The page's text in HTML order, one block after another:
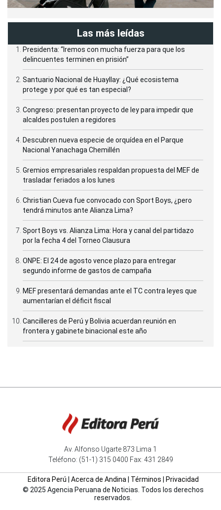
Las más leídas
Presidenta: “Iremos con mucha fuerza para que los
delincuentes terminen en prisión”
Santuario Nacional de Huayllay: ¿Qué ecosistema
protege y por qué es tan especial?
Congreso: presentan proyecto de ley para impedir que
alcaldes postulen a regidores
Descubren nueva especie de orquídea en el Parque
Nacional Yanachaga Chemillén
Gremios empresariales respaldan propuesta del MEF de
trasladar feriados a los lunes
Christian Cueva fue convocado con Sport Boys, ¿pero
tendrá minutos ante Alianza Lima?
Sport Boys vs. Alianza Lima: Hora y canal del partidazo
por la fecha 4 del Torneo Clausura
ONPE: El 24 de agosto vence plazo para entregar
segundo informe de gastos de campaña
MEF presentará demandas ante el TC contra leyes que
aumentarían el déficit fiscal
Cancilleres de Perú y Bolivia acuerdan reunión en
frontera y gabinete binacional este año
Av. Alfonso Ugarte 873 Lima 1
Teléfono: (51-1) 315 0400 Fax: 431 2849
Editora Perú Acerca de Andina Términos
Privacidad
© 2025 Agencia Peruana de Noticias. Todos los derechos
reservados.